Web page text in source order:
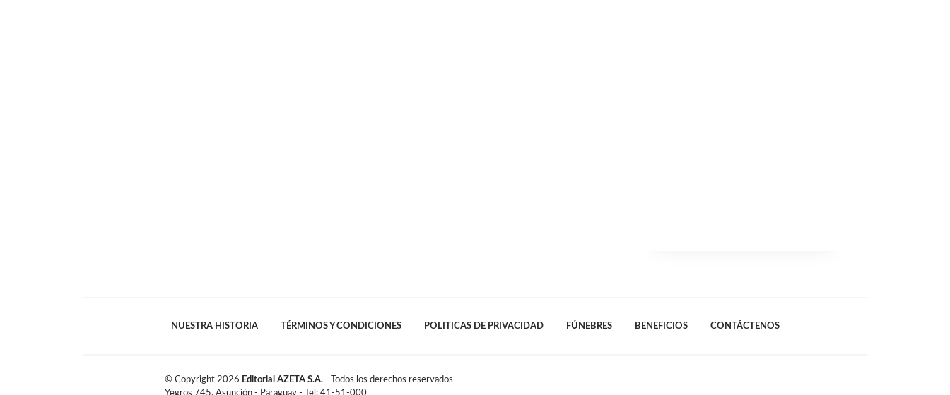
NUESTRA HISTORIA TÉRMINOS Y CONDICIONES POLITICAS DE PRIVACIDAD FÚNEBRES BENEFICIOS CONTÁCTENOS
© Copyright 2026 Editorial AZETA S.A. - Todos los derechos reservados
Yegros 745, Asunción - Paraguay - Tel: 41-51-000